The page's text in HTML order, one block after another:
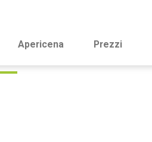
Apericena Prezzi